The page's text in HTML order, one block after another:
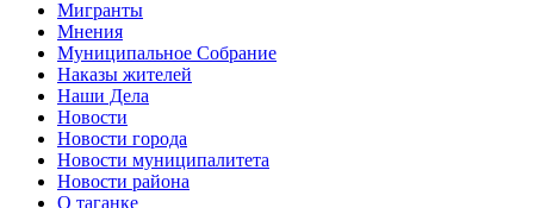
Мигранты
Мнения
Муниципальное Собрание
Наказы жителей
Наши Дела
Новости
Новости города
Новости муниципалитета
Новости района
О таганке